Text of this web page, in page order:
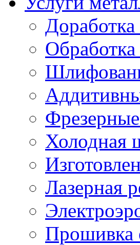
Доработка
Обработка
Холодная
Лазерная
Прошивка